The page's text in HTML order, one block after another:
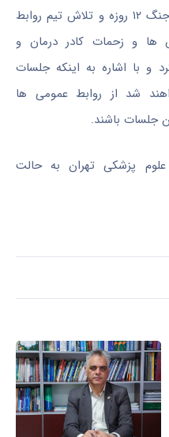
پزشکی تهران با اشاره به تجربیات جنگ ۱۲ روزه و تلاش تیم روابط
ها و زحمات کادر درمان و
و با اشاره به اینکه جلسات
شد از روابط عمومی ها
جلسات باشند.
علوم پزشکی تهران به حالت